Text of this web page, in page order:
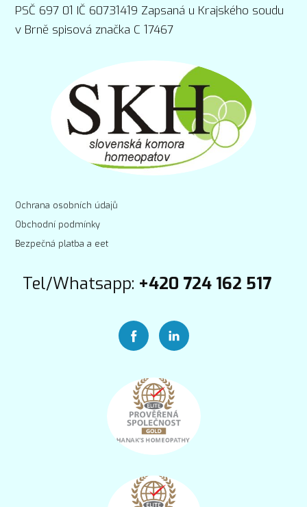
PSČ 697 01 IČ 60731419 Zapsaná u Krajského soudu
v Brně spisová značka C 17467
Ochrana osobních údajů
Obchodní podmínky
Bezpečná platba a eet
Tel/Whatsapp: +420 724 162 517